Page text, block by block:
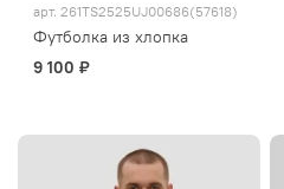
арт. 261TS2525UJ00686(57618)
Футболка из хлопка
9 100 ₽